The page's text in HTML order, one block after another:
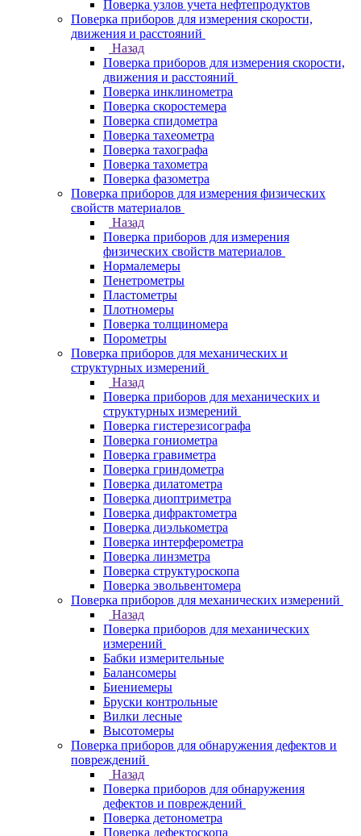
Поверка узлов учета нефтепродуктов
Поверка приборов для измерения скорости,
движения и расстояний
Назад
Поверка приборов для измерения скорости,
движения и расстояний
Поверка инклинометра
Поверка скоростемера
Поверка спидометра
Поверка тахеометра
Поверка тахографа
Поверка тахометра
Поверка фазометра
Поверка приборов для измерения физических
свойств материалов
Назад
Поверка приборов для измерения
физических свойств материалов
Нормалемеры
Пенетрометры
Пластометры
Плотномеры
Поверка толщиномера
Порометры
Поверка приборов для механических и
структурных измерений
Назад
Поверка приборов для механических и
структурных измерений
Поверка гистерезисографа
Поверка гониометра
Поверка гравиметра
Поверка гриндометра
Поверка дилатометра
Поверка диоптриметра
Поверка дифрактометра
Поверка диэлькометра
Поверка интерферометра
Поверка линзметра
Поверка структуроскопа
Поверка эвольвентомера
Поверка приборов для механических измерений
Назад
Поверка приборов для механических
измерений
Бабки измерительные
Балансомеры
Биениемеры
Бруски контрольные
Вилки лесные
Высотомеры
Поверка приборов для обнаружения дефектов и
повреждений
Назад
Поверка приборов для обнаружения
дефектов и повреждений
Поверка детонометра
Поверка дефектоскопа